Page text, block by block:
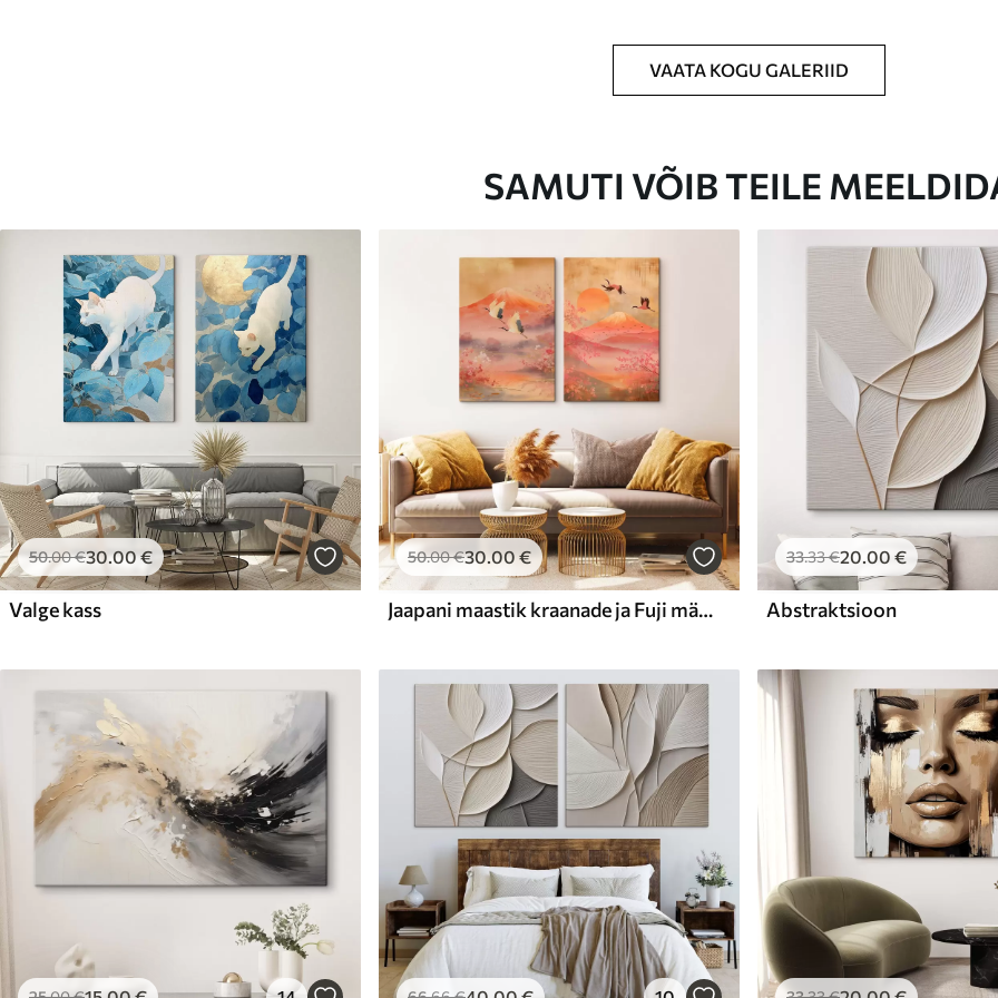
VAATA KOGU GALERIID
SAMUTI VÕIB TEILE
50.00€30.00€
Valge kass
50.00€30.00 €
Jaapani maastik kraanade ja Fuji mäega klassikalises illustratsioonistiilis
33.33€20.00 €
Abstraktsioon